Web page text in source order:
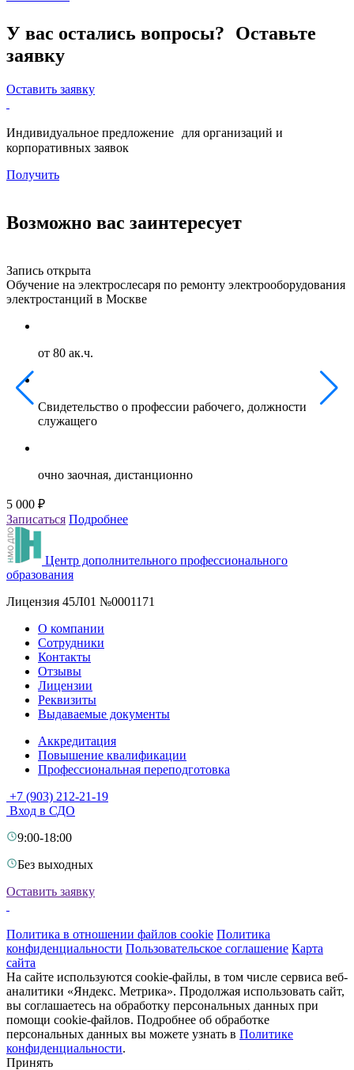
У вас остались вопросы? Оставьте
заявку
Оставить заявку
Индивидуальное предложение для организаций и
корпоративных заявок
Получить
Возможно вас заинтересует
Запись открыта
Обучение на электрослесаря по ремонту электрооборудования
электростанций в Москве
от 80 ак.ч.
Свидетельство о профессии рабочего, должности
служащего
очно заочная, дистанционно
5 000 ₽
Записаться Подробнее
Центр дополнительного профессионального
образования
Лицензия 45Л01 №0001171
О компании
Сотрудники
Контакты
Отзывы
Лицензии
Реквизиты
Выдаваемые документы
Аккредитация
Повышение квалификации
Профессиональная переподготовка
+7 (903) 212-21-19
Вход в СДО
9:00-18:00
Без выходных
Оставить заявку
Политика в отношении файлов cookie Политика
конфиденциальности Пользовательское соглашение Карта
сайта
На сайте используются cookie-файлы, в том числе сервиса веб-
аналитики «Яндекс. Метрика». Продолжая использовать сайт,
вы соглашаетесь на обработку персональных данных при
помощи cookie-файлов. Подробнее об обработке
персональных данных вы можете узнать в Политике
конфиденциальности.
Принять